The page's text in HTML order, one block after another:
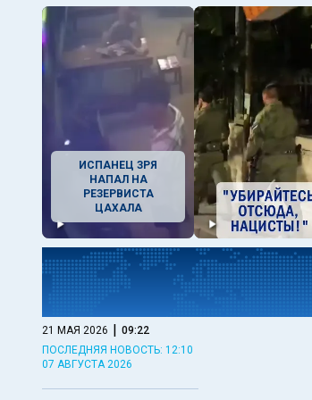
ИСПАНЕЦ ЗРЯ
НАПАЛ НА
РЕЗЕРВИСТА
ЦАХАЛА
21 МАЯ 2026 | 09:22
ПОСЛЕДНЯЯ НОВОСТЬ: 12:10
07 АВГУСТА 2026